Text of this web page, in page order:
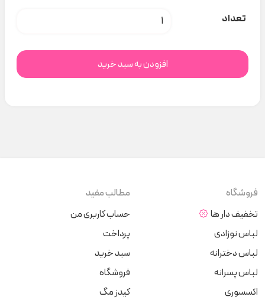
تعداد هودی تمام چاپ گورخر Next baby کد H000322 عدد
افزودن به سبد خرید
فروشگاه
تخفیف دار ها
لباس نوزادی
لباس دخترانه
لباس پسرانه
اکسسوری
مطالب مفید
حساب کاربری من
پرداخت
سبد خرید
فروشگاه
کیدز مگ